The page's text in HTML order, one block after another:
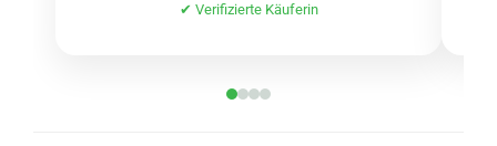
✔ Verifizierte Käuferin